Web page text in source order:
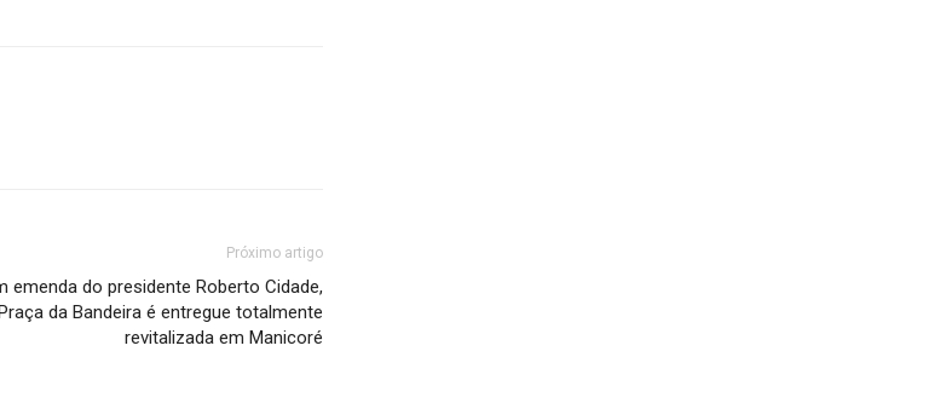
Próximo artigo
emenda do presidente Roberto Cidade,
da Bandeira é entregue totalmente
revitalizada em Manicoré